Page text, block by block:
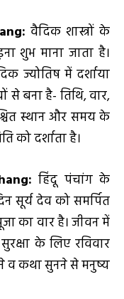
वैदिक शास्त्रों के
शुभ माना जाता है।
ज्योतिष में दर्शाया
बना है- तिथि, वार,
स्थान और समय के
को दर्शाता है।
हिंदू पंचांग के
सूर्य देव को समर्पित
का वार है। जीवन में
के लिए रविवार
व कथा सुनने से मनुष्य